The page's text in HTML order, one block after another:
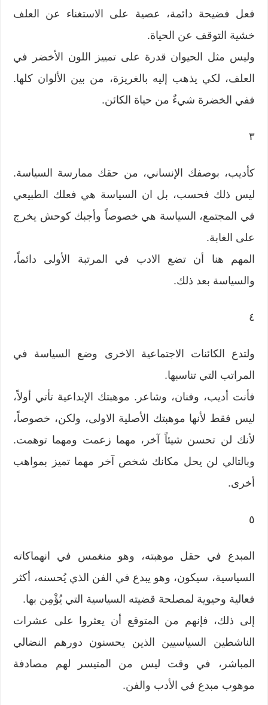
فعل فضيحة دائمة، عصية على الاستغناء عن العلف
خشية التوقف عن الحياة.
وليس مثل الحيوان قدرة على تمييز اللون الأخضر في
العلف، لكي يذهب إليه بالغريزة، من بين الألوان كلها.
ففي الخضرة شيءٌ من حياة الكائن.
٣
كأديب، بوصفك الإنساني، من حقك ممارسة السياسة.
ليس ذلك فحسب، بل ان السياسة هي فعلك الطبيعي
في المجتمع، السياسة هي خصوصاً وأجبك كوحش يخرج
على الغابة.
المهم هنا أن تضع الادب في المرتبة الأولى دائماً،
والسياسة بعد ذلك.
٤
ولتدع الكائنات الاجتماعية الاخرى وضع السياسة في
المراتب التي تناسبها.
فأنت أديب، وفنان، وشاعر. موهبتك الإبداعية تأتي أولاً،
ليس فقط لأنها موهبتك الأصلية الاولى، ولكن، خصوصاً،
لأنك لن تحسن شيئاً آخر، مهما زعمت ومهما توهمت.
وبالتالي لن يحل مكانك شخص آخر مهما تميز بمواهب
أخرى.
٥
المبدع في حقل موهبته، وهو منغمس في انهماكاته
السياسية، سيكون، وهو يبدع في الفن الذي يُحسنه، أكثر
فعالية وحيوية لمصلحة قضيته السياسية التي يُؤْمِن بها.
إلى ذلك، فإنهم من المتوقع أن يعثروا على عشرات
الناشطين السياسيين الذين يحسنون دورهم النضالي
المباشر، في وقت ليس من المتيسر لهم مصادفة
موهوب مبدع في الأدب والفن.